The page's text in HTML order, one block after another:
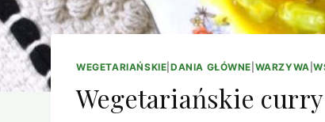
WEGETARIAŃSKIE DANIA GŁÓWNE WARZYWA |
Wegetariańskie